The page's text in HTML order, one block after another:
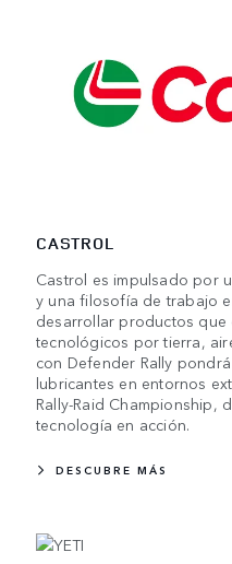
CASTROL
Castrol es impulsado por
y una filosofía de trabajo
desarrollar productos que
tecnológicos por tierra,
con Defender Rally
lubricantes en entornos
Rally-Raid Championship,
tecnología en acción.
DESCUBRE MÁS